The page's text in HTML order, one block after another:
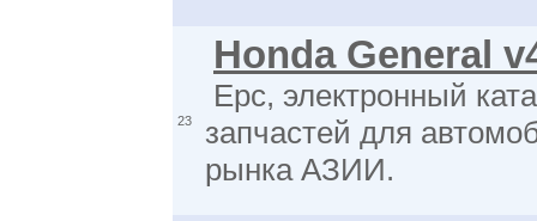
23
Honda General
Epc, электронный
запчастей для
рынка АЗИИ.